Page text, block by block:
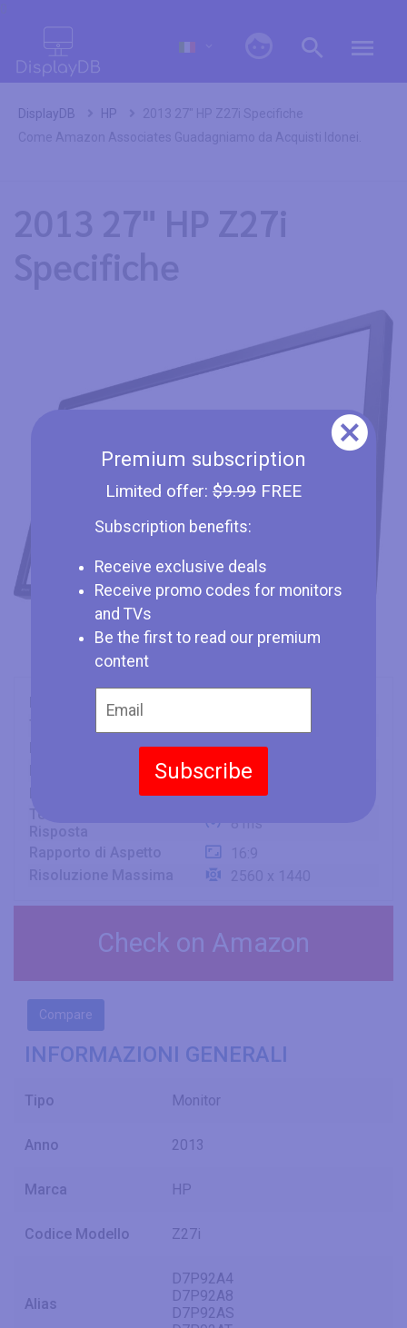
Premium subscription
Limited offer: $9.99FREE
Subscription benefits:
Receive exclusive deals
Receive promo codes for monitors
and TVs
Be the first to read our premium
content
Subscribe
DisplayDB HP
2013 27" HP Z27i Specifiche
Come Amazon Associates Guadagniamo da Acquisti Idonei.
2013 27" HP Z27i
Specifiche
Marca
Dimensione Schermo
27" (inches)
AH-IPS
Frequenza dello Schermo
76 Hz
Rapporto di Aspetto
16:9
Check on Amazon
Compare
INFORMAZIONI GENERALI
Tipo Monitor
Anno 2013
Marca HP
Codice Modello Z27i
Alias
D7P92A4
D7P92A8
D7P92AS